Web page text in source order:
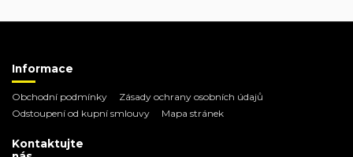
Informace
Obchodní podmínky
Zásady ochrany osobních údajů
Odstoupení od kupní smlouvy
Mapa stránek
Kontaktujte